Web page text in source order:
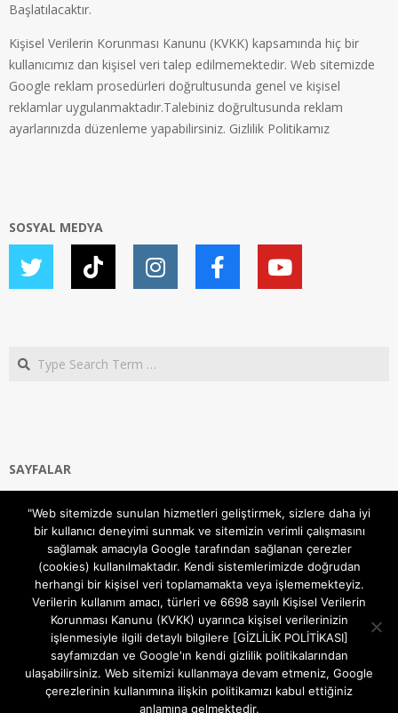
Başlatılacaktır.
Kişisel Verilerin Korunması Kanunu (KVKK) kapsamında hiç bir
kullanıcımız dan kişisel veri talep edilmemektedir. Web sitemizde
Google reklam prosedürleri doğrultusunda genel ve kişisel
reklamlar uygulanmaktadır.Talebiniz doğrultusunda reklam
ayarlarınızda düzenleme yapabilirsiniz. Gizlilik Politikamız
SOSYAL MEDYA
Search
SAYFALAR
Gizlilik ve Çerezler (Cookies) Politikası
Hakkımızda
İletişim Kanalları
MODEM KURULUM
TEKNİK DESTEK
TELEVİZYON SİSTEMLERİ
"Web sitemizde sunulan hizmetleri geliştirmek, sizlere daha iyi
bir kullanıcı deneyimi sunmak ve sitemizin verimli çalışmasını
sağlamak amacıyla Google tarafından sağlanan çerezler
(cookies) kullanılmaktadır. Kendi sistemlerimizde doğrudan
herhangi bir kişisel veri toplamamakta veya işlememekteyiz.
Verilerin kullanım amacı, türleri ve 6698 sayılı Kişisel Verilerin
Korunması Kanunu (KVKK) uyarınca kişisel verilerinizin
işlenmesiyle ilgili detaylı bilgilere [GİZLİLİK POLİTİKASI]
sayfamızdan ve Google'ın kendi gizlilik politikalarından
ulaşabilirsiniz. Web sitemizi kullanmaya devam etmeniz, Google
çerezlerinin kullanımına ilişkin politikamızı kabul ettiğiniz
anlamına gelmektedir.